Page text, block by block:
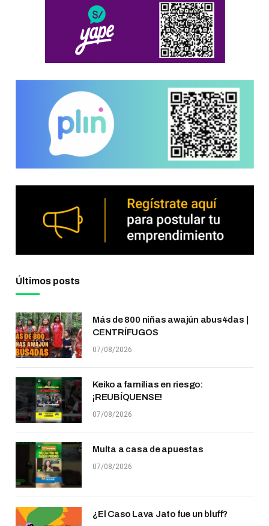
Últimos posts
Más de 800 niñas awajún abus4das |
CENTRÍFUGOS
07/08/2026
Keiko a familias en riesgo:
¡REUBÍQUENSE!
07/08/2026
Multa a casa de apuestas
07/08/2026
¿El Caso Lava Jato fue un bluff?